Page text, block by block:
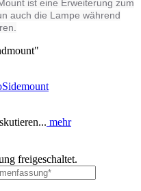
ist eine Erweiterung zum
auch die Lampe während
mehr
freigeschaltet.